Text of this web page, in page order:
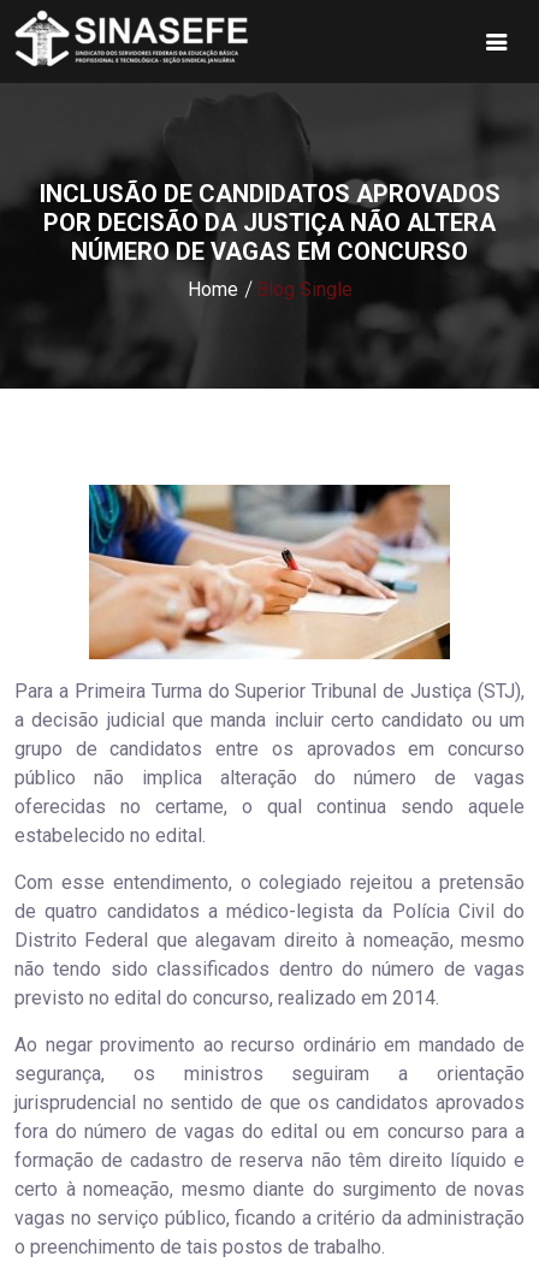
INCLUSÃO DE CANDIDATOS APROVADOS
POR DECISÃO DA JUSTIÇA NÃO ALTERA
NÚMERO DE VAGAS EM CONCURSO
Home Blog Single
Para a Primeira Turma do Superior Tribunal de Justiça (STJ),
a decisão judicial que manda incluir certo candidato ou um
grupo de candidatos entre os aprovados em concurso
público não implica alteração do número de vagas
oferecidas no certame, o qual continua sendo aquele
estabelecido no edital.
Com esse entendimento, o colegiado rejeitou a pretensão
de quatro candidatos a médico-legista da Polícia Civil do
Distrito Federal que alegavam direito à nomeação, mesmo
não tendo sido classificados dentro do número de vagas
previsto no edital do concurso, realizado em 2014.
Ao negar provimento ao recurso ordinário em mandado de
segurança, os ministros seguiram a orientação
jurisprudencial no sentido de que os candidatos aprovados
fora do número de vagas do edital ou em concurso para a
formação de cadastro de reserva não têm direito líquido e
certo à nomeação, mesmo diante do surgimento de novas
vagas no serviço público, ficando a critério da administração
o preenchimento de tais postos de trabalho.